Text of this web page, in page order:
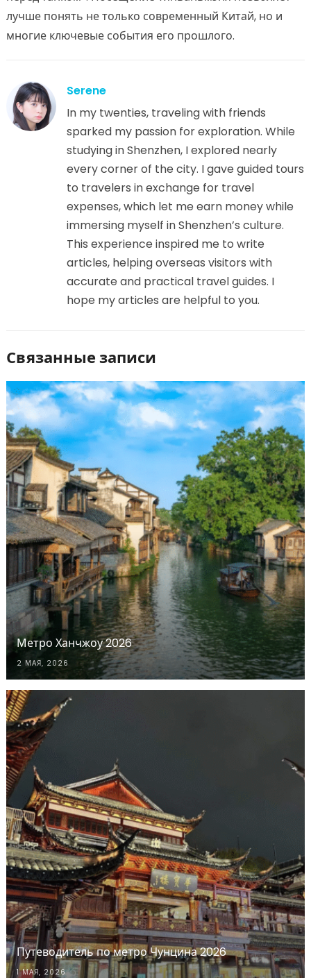
лучше понять не только современный Китай, но и
многие ключевые события его прошлого.
Serene
In my twenties, traveling with friends
sparked my passion for exploration. While
studying in Shenzhen, I explored nearly
every corner of the city. I gave guided tours
to travelers in exchange for travel
expenses, which let me earn money while
immersing myself in Shenzhen’s culture.
This experience inspired me to write
articles, helping overseas visitors with
accurate and practical travel guides. I
hope my articles are helpful to you.
Связанные записи
Метро Ханчжоу 2026
2 МАЯ, 2026
Путеводитель по метро Чунцина 2026
1 МАЯ, 2026